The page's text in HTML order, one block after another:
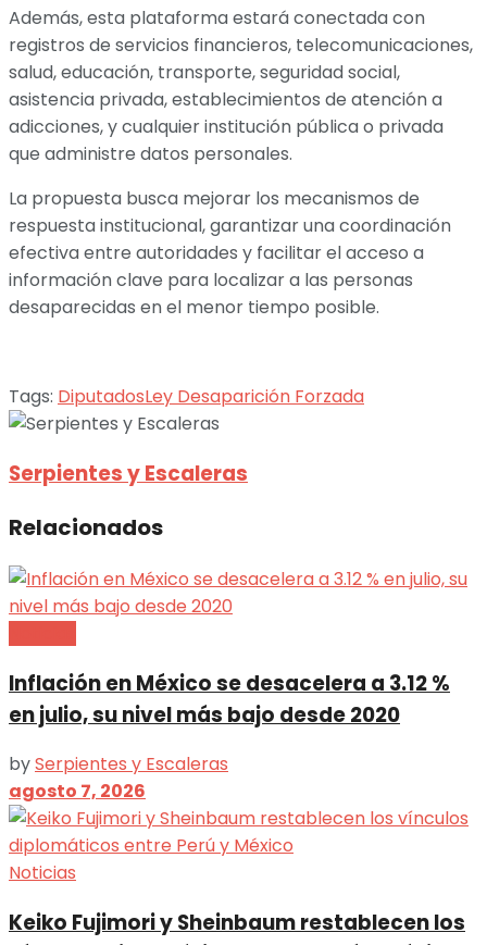
Además, esta plataforma estará conectada con
registros de servicios financieros, telecomunicaciones,
salud, educación, transporte, seguridad social,
asistencia privada, establecimientos de atención a
adicciones, y cualquier institución pública o privada
que administre datos personales.
La propuesta busca mejorar los mecanismos de
respuesta institucional, garantizar una coordinación
efectiva entre autoridades y facilitar el acceso a
información clave para localizar a las personas
desaparecidas en el menor tiempo posible.
Tags: DiputadosLey Desaparición Forzada
Serpientes y Escaleras
Relacionados
Inflación en México se desacelera a 3.12 %
en julio, su nivel más bajo desde 2020
bySerpientes y Escaleras
agosto 7, 2026
Noticias
Keiko Fujimori y Sheinbaum restablecen los